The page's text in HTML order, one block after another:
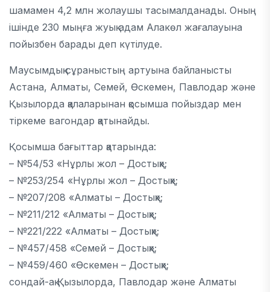
шамамен 4,2 млн жолаушы тасымалданады. Оның
ішінде 230 мыңға жуық адам Алакөл жағалауына
пойызбен барады деп күтілуде.
Маусымдық сұраныстың артуына байланысты
Астана, Алматы, Семей, Өскемен, Павлодар және
Қызылорда қалаларынан қосымша пойыздар мен
тіркеме вагондар қатынайды.
Қосымша бағыттар қатарында:
– №54/53 «Нұрлы жол – Достық»;
– №253/254 «Нұрлы жол – Достық»;
– №207/208 «Алматы – Достық»;
– №211/212 «Алматы – Достық»;
– №221/222 «Алматы – Достық»;
– №457/458 «Семей – Достық»;
– №459/460 «Өскемен – Достық»;
сондай-ақ Қызылорда, Павлодар және Алматы